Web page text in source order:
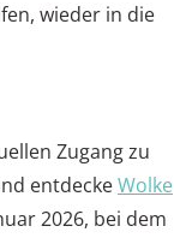
wieder in die
Zugang zu
entdeckeWolke
2026, bei dem